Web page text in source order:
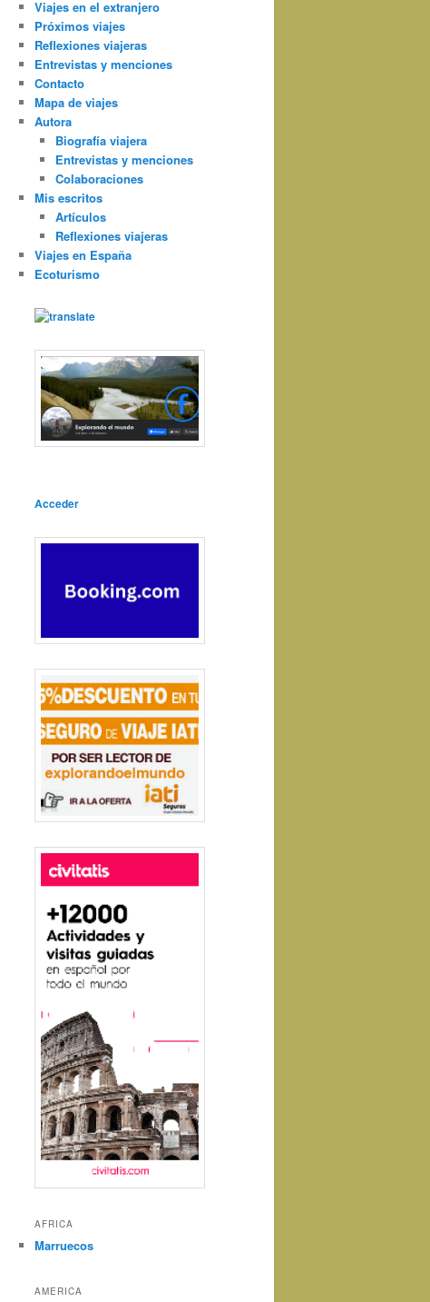
Viajes en el extranjero
Próximos viajes
Reflexiones viajeras
Entrevistas y menciones
Contacto
Mapa de viajes
Autora
Biografía viajera
Entrevistas y menciones
Colaboraciones
Mis escritos
Artículos
Reflexiones viajeras
Viajes en España
Ecoturismo
Acceder
AFRICA
Marruecos
AMERICA